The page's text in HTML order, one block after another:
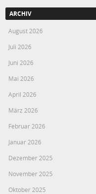
ARCHIV
August 2026
Juli 2026
Juni 2026
Mai 2026
April 2026
März 2026
Februar 2026
Januar 2026
Dezember 2025
November 2025
Oktober 2025